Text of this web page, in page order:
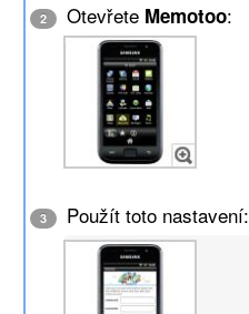
2 Otevřete Memotoo:
3 Použít toto nastavení: